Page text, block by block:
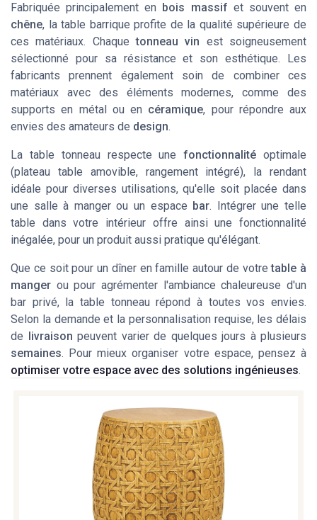
Fabriquée principalement en bois massif et souvent en
chêne, la table barrique profite de la qualité supérieure de
ces matériaux. Chaquetonneau vin est soigneusement
sélectionné pour sa résistance et son esthétique. Les
fabricants prennent également soin de combiner ces
matériaux avec des éléments modernes, comme des
supports en métal ou en céramique, pour répondre aux
envies des amateurs de design.
La table tonneau respecte unefonctionnalité optimale
(plateau table amovible, rangement intégré), la rendant
idéale pour diverses utilisations, qu'elle soit placée dans
une salle à manger ou un espace bar. Intégrer une telle
table dans votre intérieur offre ainsi une fonctionnalité
inégalée, pour un produit aussi pratique qu'élégant.
Que ce soit pour un dîner en famille autour de votretable à
manger ou pour agrémenter l'ambiance chaleureuse d'un
bar privé, la table tonneau répond à toutes vos envies.
Selon la demande et la personnalisation requise, les délais
de
livraison peuvent varier de quelques jours à plusieurs
semaines. Pour mieux organiser votre espace, pensez à
optimiser votre espace avec des solutions ingénieuses.